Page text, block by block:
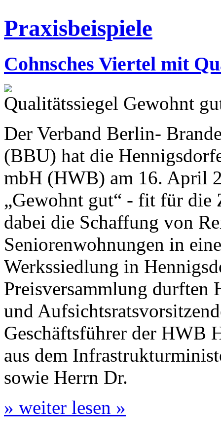
Praxisbeispiele
Cohnsches Viertel mit
Qualitätssiegel Gewohnt
Der Verband Berlin-
(BBU) hat die
mbH (HWB) am 16. April
„Gewohnt gut“ - fit für die
dabei die Schaffung von
Seniorenwohnungen in
Werkssiedlung in
Preisversammlung durften
und
Geschäftsführer der HWB
aus dem
sowie Herrn Dr.
» weiter lesen »